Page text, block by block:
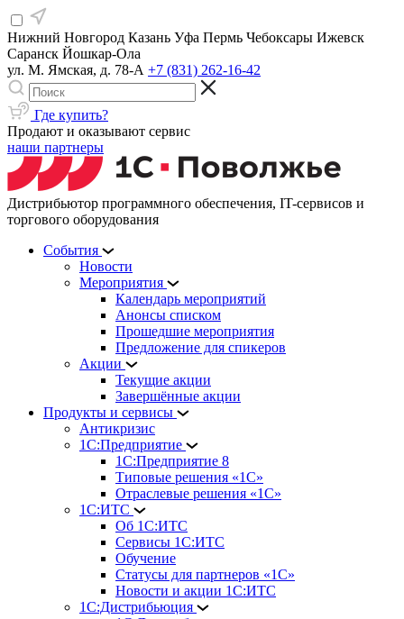
Нижний Новгород Казань Уфа Пермь Чебоксары Ижевск
Саранск Йошкар-Ола
ул. М. Ямская, д. 78-А +7 (831) 262-16-42
Где купить?
Продают и оказывают сервис
наши партнеры
Дистрибьютор программного обеспечения, IT-сервисов и
торгового оборудования
События
Новости
Мероприятия
Календарь мероприятий
Анонсы списком
Прошедшие мероприятия
Предложение для спикеров
Акции
Текущие акции
Завершённые акции
Продукты и сервисы
Антикризис
1С:Предприятие
1С:Предприятие 8
Типовые решения «1С»
Отраслевые решения «1С»
1С:ИТС
Об 1С:ИТС
Сервисы 1С:ИТС
Обучение
Статусы для партнеров «1С»
Новости и акции 1С:ИТС
1С:Дистрибьюция